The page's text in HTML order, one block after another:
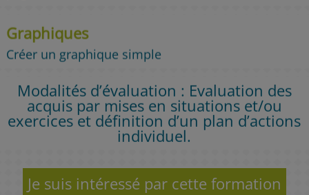
Graphiques
Créer un graphique simple
Modalités d’évaluation : Evaluation des
acquis par mises en situations et/ou
exercices et définition d’un plan d’actions
individuel.
Je suis intéressé par cette formation